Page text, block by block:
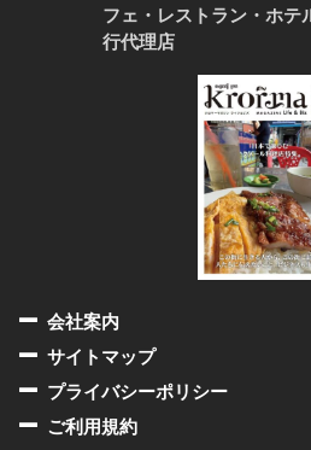
フェ・レストラン・ホテ
行代理店
会社案内
サイトマップ
プライバシーポリシー
ご利用規約